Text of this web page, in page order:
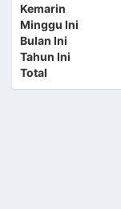
Kemarin
Minggu Ini
Bulan Ini
Tahun Ini
Total